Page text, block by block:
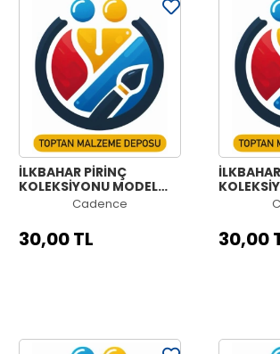
İLKBAHAR PİRİNÇ
KOLEKSİYONU MODEL
Cadence
30,00 TL 30,00